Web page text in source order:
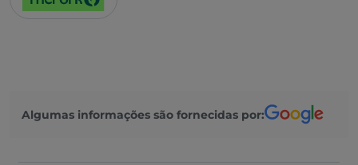
Algumas informações são fornecidas por: